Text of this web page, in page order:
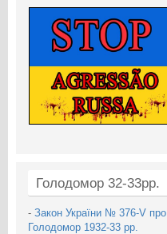
Голодомор 32-33рр.
- Закон України № 376-V про
Голодомор 1932-33 рр.